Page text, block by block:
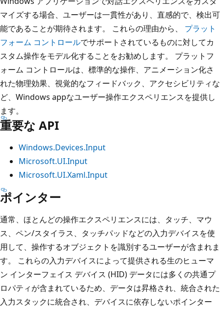
マイズする場合、ユーザーは一貫性があり、直感的で、検出可
能であることが期待されます。 これらの理由から、 プラット
フォーム コントロールでサポートされているものに対してカ
スタム操作をモデル化することをお勧めします。 プラットフ
ォーム コントロールは、標準的な操作、アニメーション化さ
れた物理効果、視覚的なフィードバック、アクセシビリティな
ど、Windows appなユーザー操作エクスペリエンスを提供し
ます。
重要な API
Windows.Devices.Input
Microsoft.UI.Input
Microsoft.UI.Xaml.Input
ポインター
通常、ほとんどの操作エクスペリエンスには、タッチ、マウ
ス、ペン/スタイラス、タッチパッドなどの入力デバイスを使
用して、操作するオブジェクトを識別するユーザーが含まれま
す。 これらの入力デバイスによって提供される生のヒューマ
ン インターフェイス デバイス (HID) データには多くの共通プ
ロパティが含まれているため、データは昇格され、統合された
入力スタックに統合され、デバイスに依存しないポインター